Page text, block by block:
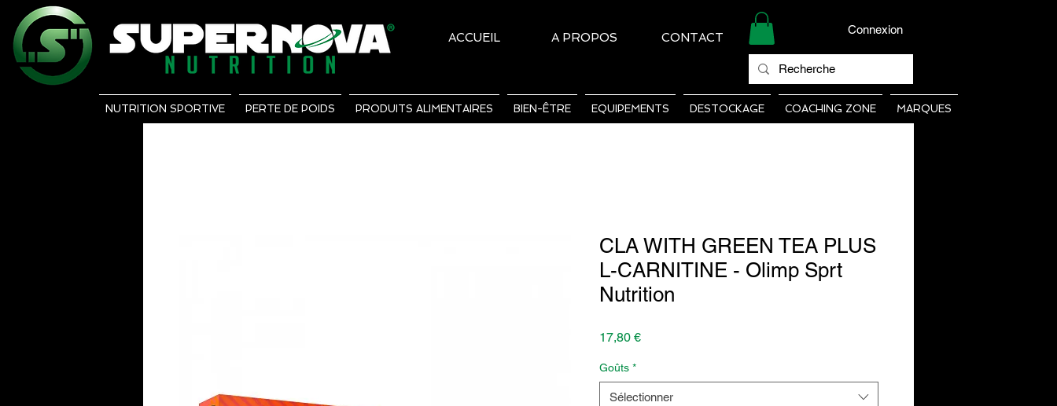
ACCUEIL A PROPOS CONTACT
Connexion
NUTRITION SPORTIVE PERTE DE POIDS PRODUITS ALIMENTAIRES BIEN-ÊTRE EQUIPEMENTS DESTOCKAGE COACHING ZONE MARQUES
CLA WITH GREEN TEA PLUS
L-CARNITINE - Olimp Sprt
Nutrition
17,80 €Prix
Goûts *
Sélectionner